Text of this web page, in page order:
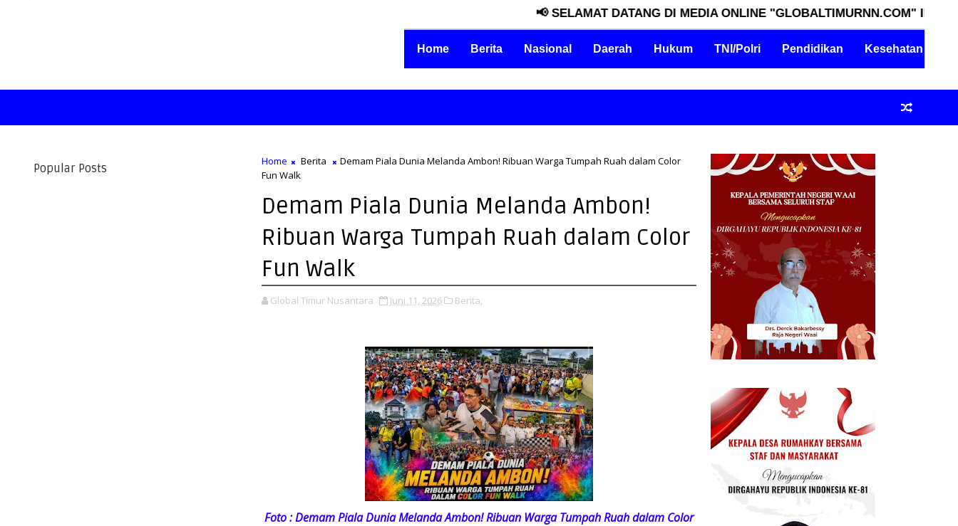
📢 SELAMAT DATANG DI MEDIA ONLINE "GLOBALTIMURNN.COM" INDEPENDEN,
Home Berita Nasional Daerah Hukum TNI/Polri Pendidikan Kesehatan
Popular Posts
Home Berita
Demam Piala Dunia Melanda Ambon! Ribuan Warga Tumpah Ruah dalam Color
Fun Walk
Demam Piala Dunia Melanda Ambon!
Ribuan Warga Tumpah Ruah dalam Color
Fun Walk
Global Timur Nusantara Juni 11, 2026 Berita,
Foto : Demam Piala Dunia Melanda Ambon! Ribuan Warga Tumpah Ruah dalam Color